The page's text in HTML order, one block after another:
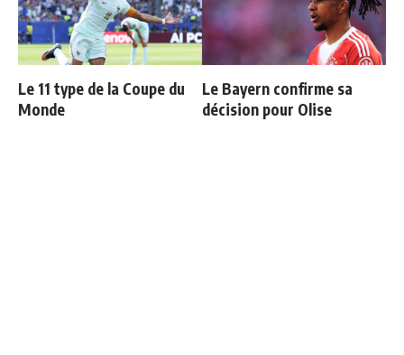
Le 11 type de la Coupe du
Monde
Le Bayern confirme sa
décision pour Olise